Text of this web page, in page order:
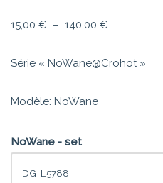
15,00 € – 140,00 €
Série « NoWane@Crohot »
Modèle: NoWane
NoWane - set